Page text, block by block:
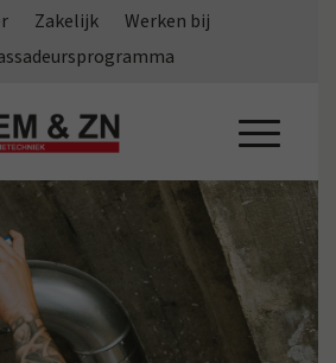
Zakelijk
Werken bij